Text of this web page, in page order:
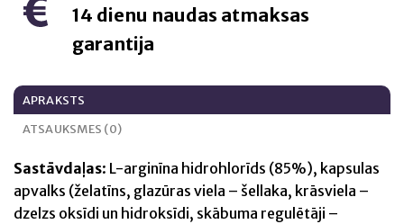
14 dienu naudas atmaksas
garantija
APRAKSTS
ATSAUKSMES (0)
Sastāvdaļas: L-arginīna hidrohlorīds (85%), kapsulas
apvalks (želatīns, glazūras viela – šellaka, krāsviela –
dzelzs oksīdi un hidroksīdi, skābuma regulētāji –